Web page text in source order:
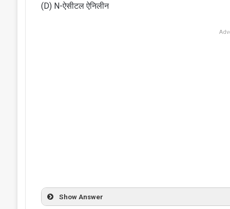
(D) N-ऐसीटल ऐनिलीन
Show Answer